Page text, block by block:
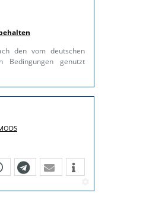
den vom deutschen
Bedingungen genutzt